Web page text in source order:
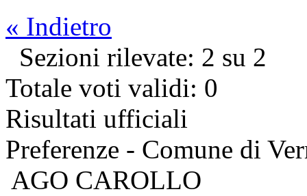
« Indietro
Sezioni rilevate: 2 su 2
Totale voti validi: 0
Risultati ufficiali
Preferenze - Comune di
AGO CAROLLO